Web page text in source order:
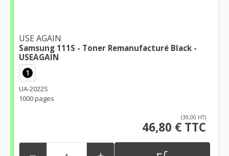
USE AGAIN
Samsung 111S - Toner Remanufacturé Black -
USEAGAIN
1
UA-2022S
1000 pages
(39,00 HT)
46,80 € TTC